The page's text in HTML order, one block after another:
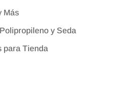
Más
y Seda
para Tienda